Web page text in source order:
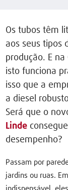
Os tubos têm
aos seus tipos
produção. E
isto funciona
isso que a
a diesel
Será que o
Linde
desempenho?
Passam por
jardins ou ruas.